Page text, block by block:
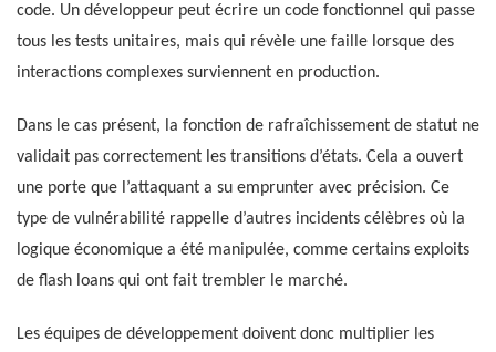
code. Un développeur peut écrire un code fonctionnel qui passe
tous les tests unitaires, mais qui révèle une faille lorsque des
interactions complexes surviennent en production.
Dans le cas présent, la fonction de rafraîchissement de statut ne
validait pas correctement les transitions d’états. Cela a ouvert
une porte que l’attaquant a su emprunter avec précision. Ce
type de vulnérabilité rappelle d’autres incidents célèbres où la
logique économique a été manipulée, comme certains exploits
de flash loans qui ont fait trembler le marché.
Les équipes de développement doivent donc multiplier les